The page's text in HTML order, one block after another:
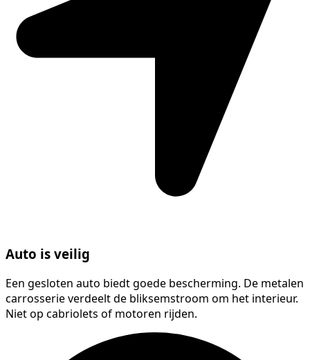
Auto is veilig
Een gesloten auto biedt goede bescherming. De metalen
carrosserie verdeelt de bliksemstroom om het interieur.
Niet op cabriolets of motoren rijden.